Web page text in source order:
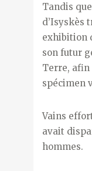
Tandis
d’Isyskès
exhibition
son futur
Terre, afin
spécimen
Vains
avait
hommes.